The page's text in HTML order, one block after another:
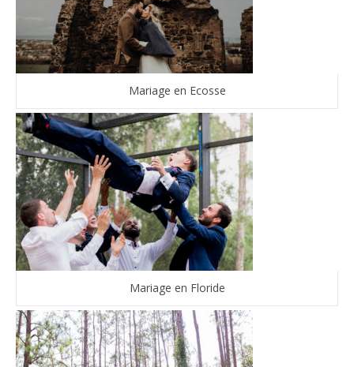
Mariage en Ecosse
Mariage en Floride